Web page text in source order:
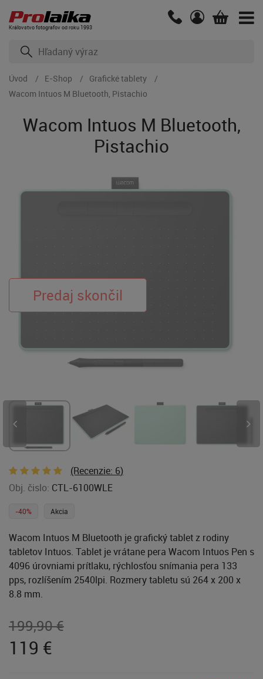
Kráľovstvo fotografov od roku 1993
Úvod E-Shop
Grafické tablety
Wacom Intuos M Bluetooth, Pistachio
Wacom Intuos M Bluetooth,
Pistachio
(Recenzie: 6)
Obj. čislo: CTL-6100WLE
-40% Akcia
Wacom Intuos M Bluetooth je grafický tablet z rodiny
tabletov Intuos. Tablet je vrátane pera Wacom Intuos Pen s
4096 úrovniami prítlaku, rýchlosťou snímania pera 133
pps, rozlíšením 2540lpi. Rozmery tabletu sú 264 x 200 x
8.8 mm.
199,90 €
119 €